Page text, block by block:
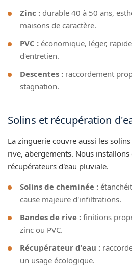
Zinc : durable 40 à 50 ans,
maisons de caractère.
PVC : économique, léger,
d'entretien.
Descentes : raccordement
stagnation.
Solins et récupération
La zinguerie couvre aussi les
rive, abergements. Nous installons
récupérateurs d'eau pluviale.
Solins de cheminée :
cause majeure d'infiltrations.
Bandes de rive : finitions
zinc ou PVC.
Récupérateur d'eau :
un usage écologique.